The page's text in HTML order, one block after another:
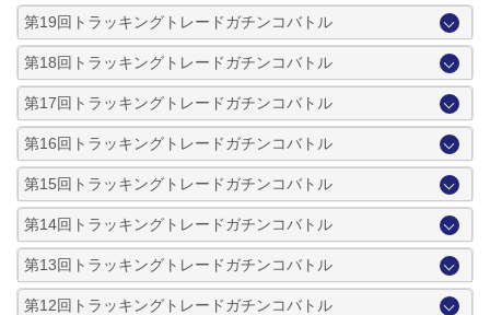
第19回トラッキングトレードガチンコバトル
第18回トラッキングトレードガチンコバトル
第17回トラッキングトレードガチンコバトル
第16回トラッキングトレードガチンコバトル
第15回トラッキングトレードガチンコバトル
第14回トラッキングトレードガチンコバトル
第13回トラッキングトレードガチンコバトル
第12回トラッキングトレードガチンコバトル